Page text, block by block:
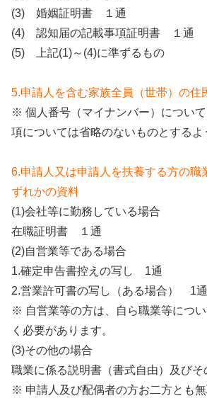
(3) 婚姻証明書 １通
(4) 認知届の記載事項証明書 １通
(5) 上記(1)～(4)に準ずるもの
5.申請人を含む家族全員（世帯）の
※ 個人番号（マイナンバー）につい
項については省略のないものとするよ
6.申請人又は申請人を扶養する方の職
ずれかの資料
(1)会社等に勤務している場合
在職証明書 １通
(2)自営業等である場合
1.確定申告書控えの写し 1通
2.営業許可書の写し（ある場合） 1
※ 自営業等の方は、自ら職業等につ
く必要があります。
(3)その他の場合
職業に係る説明書（書式自由）及び
※ 申請人及び配偶者の方お二方とも